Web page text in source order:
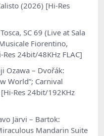
(2026) [Hi-Res
SC 69 (Live at Sala
Fiorentino,
24bit/48KHz FLAC]
Ozawa – Dvořák:
World”; Carnival
Res 24bit/192KHz
Järvi – Bartok:
Mandarin Suite